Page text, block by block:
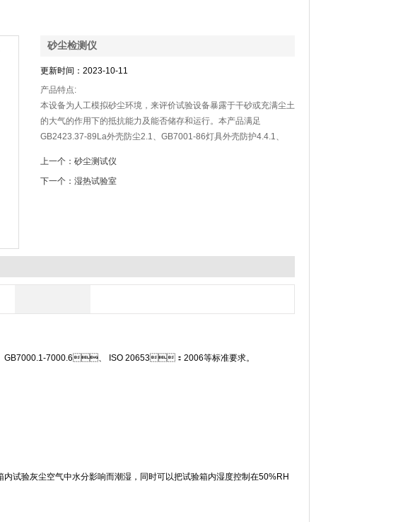
砂尘检测仪
更新时间：2023-10-11
产品特点:
本设备为人工模拟砂尘环境，来评价试验设备暴露于干砂或充满尘土
的大气的作用下的抵抗能力及能否储存和运行。本产品满足
GB2423.37-89La外壳防尘2.1、GB7001-86灯具外壳防护4.4.1、
验方法。
上一个： 砂尘测试仪
下一个： 湿热试验室
7000.6、 ISO 20653：2006等标准要求。
内试验灰尘空气中水分影响而潮湿，同时可以把试验箱内湿度控制在50%RH